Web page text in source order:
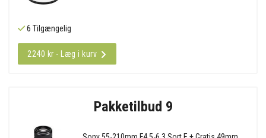
6 Tilgængelig
2240 kr - Læg i kurv
Pakketilbud 9